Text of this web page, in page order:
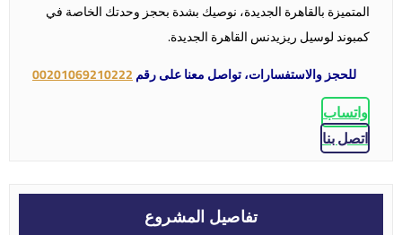
المتميزة بالقاهرة الجديدة، نوصيك بشدة بحجز وحدتك الخاصة في
كمبوند لوسيل ريزيدنس القاهرة الجديدة.
للحجز والاستفسارات، تواصل معنا على رقم00201069210222
واتساب
اتصل بنا
تفاصيل المشروع